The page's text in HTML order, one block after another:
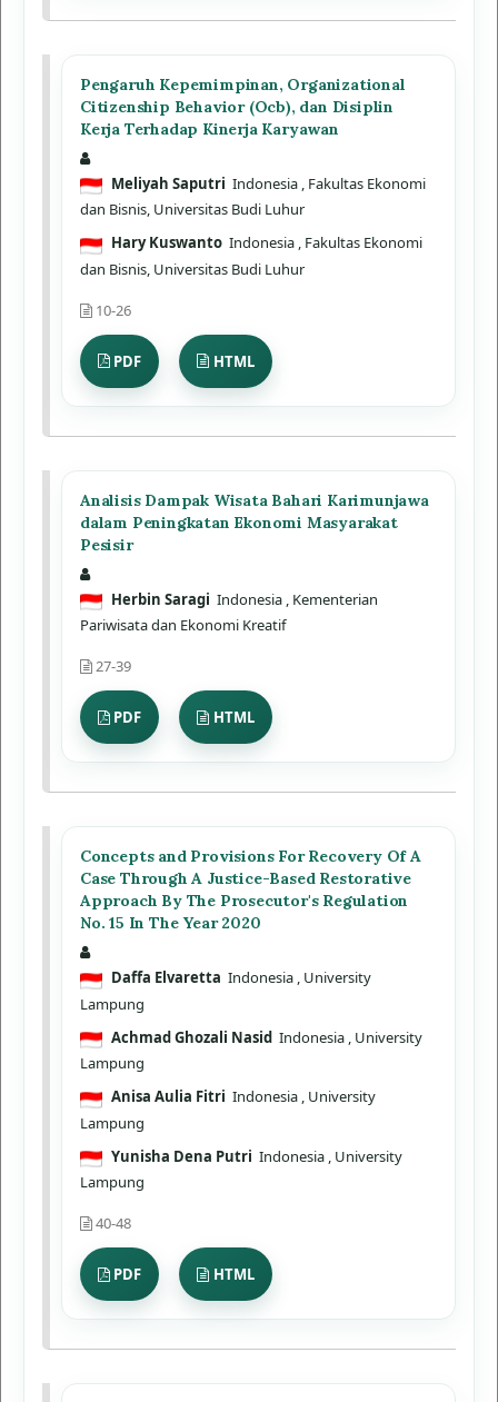
Pengaruh Kepemimpinan, Organizational
Citizenship Behavior (Ocb), dan Disiplin
Kerja Terhadap Kinerja Karyawan
Meliyah Saputri Indonesia , Fakultas Ekonomi
dan Bisnis, Universitas Budi Luhur
Hary Kuswanto Indonesia , Fakultas Ekonomi
dan Bisnis, Universitas Budi Luhur
10-26
PDF HTML
Analisis Dampak Wisata Bahari Karimunjawa
dalam Peningkatan Ekonomi Masyarakat
Pesisir
Herbin Saragi Indonesia , Kementerian
Pariwisata dan Ekonomi Kreatif
27-39
PDF HTML
Concepts and Provisions For Recovery Of A
Case Through A Justice-Based Restorative
Approach By The Prosecutor's Regulation
No. 15 In The Year 2020
Daffa Elvaretta Indonesia , University
Lampung
Achmad Ghozali Nasid Indonesia , University
Lampung
Anisa Aulia Fitri Indonesia , University
Lampung
Yunisha Dena Putri Indonesia , University
Lampung
40-48
PDF HTML